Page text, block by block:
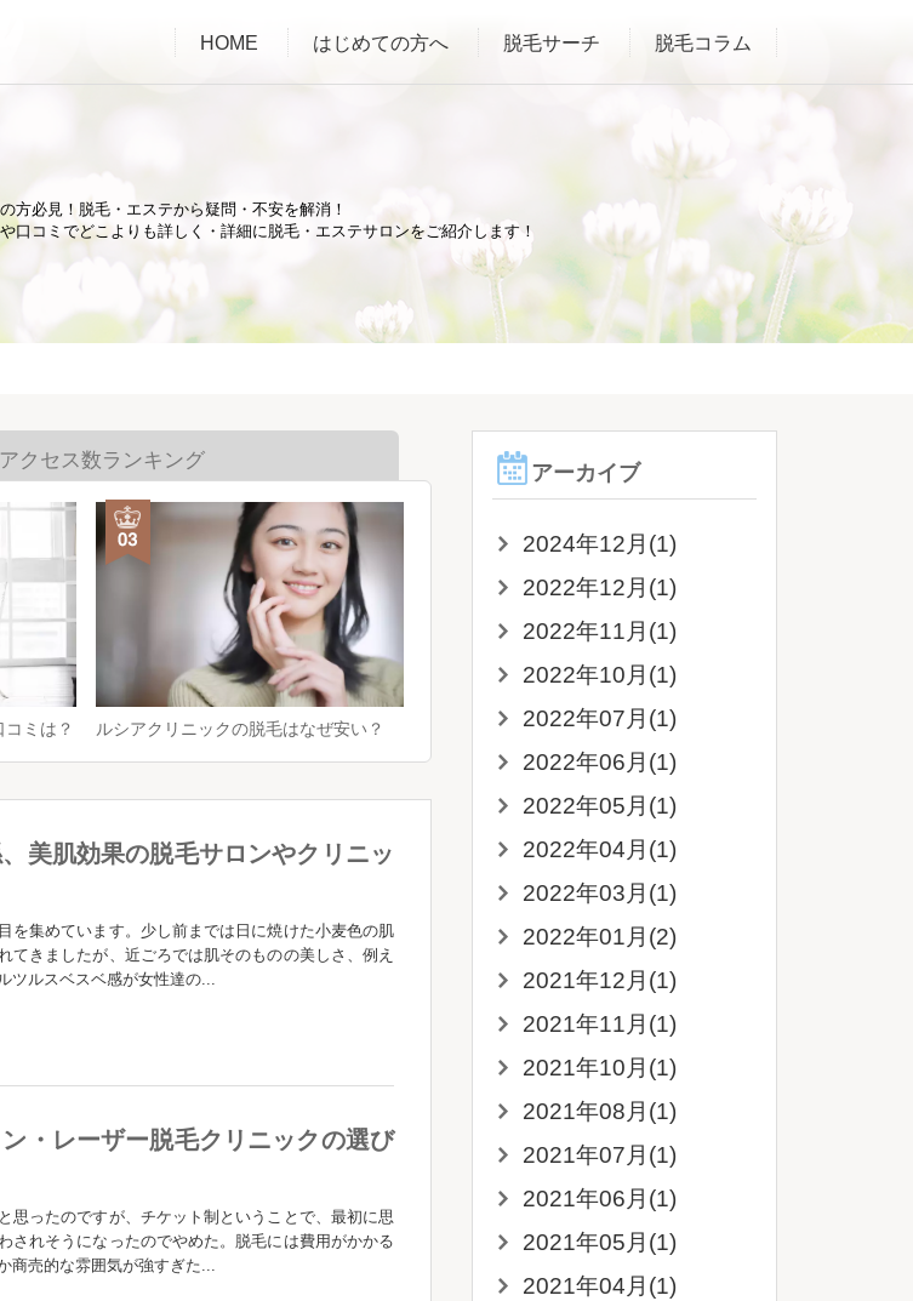
HOME はじめての方へ 脱毛サーチ 脱毛コラム
方必見！脱毛・エステから疑問・不安を解消！
口コミでどこよりも詳しく・詳細に脱毛・エステサロンをご紹介します！
クセス数ランキング
ミは？ ルシアクリニックの脱毛はなぜ安い？
美肌効果の脱毛サロンやクリニッ
を集めています。少し前までは日に焼けた小麦色の肌
てきましたが、近ごろでは肌そのものの美しさ、例え
ツルスベスベ感が女性達の...
・レーザー脱毛クリニックの選び
思ったのですが、チケット制ということで、最初に思
されそうになったのでやめた。脱毛には費用がかかる
商売的な雰囲気が強すぎた...
アーカイブ
2024年12月(1)
2022年12月(1)
2022年11月(1)
2022年10月(1)
2022年07月(1)
2022年06月(1)
2022年05月(1)
2022年04月(1)
2022年03月(1)
2022年01月(2)
2021年12月(1)
2021年11月(1)
2021年10月(1)
2021年08月(1)
2021年07月(1)
2021年06月(1)
2021年05月(1)
2021年04月(1)